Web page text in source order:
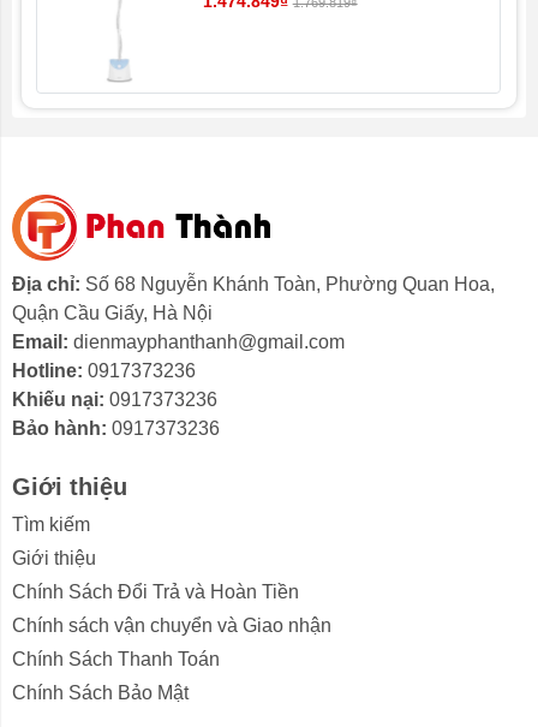
Nồi cơm Cuckoo với màu trắng ngà trang nhã, quý
phái, giúp tăng tính thẩm mỹ cho không gian bếp.
Dung tích 1.8 lít dùng nấu cơm phù hợp cho gia
đình 4 – 6 thành viên
Địa chỉ: Số 68 Nguyễn Khánh Toàn, Phường Quan Hoa,
Quận Cầu Giấy, Hà Nội
Email: dienmayphanthanh@gmail.com
Hotline: 0917373236
Khiếu nại: 0917373236
Bảo hành: 0917373236
Giới thiệu
Tìm kiếm
Giới thiệu
Chính Sách Đổi Trả và Hoàn Tiền
Chính sách vận chuyển và Giao nhận
Chính Sách Thanh Toán
Chính Sách Bảo Mật